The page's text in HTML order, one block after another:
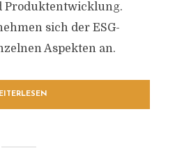
Produktentwicklung.
sich der ESG-
Aspekten an.